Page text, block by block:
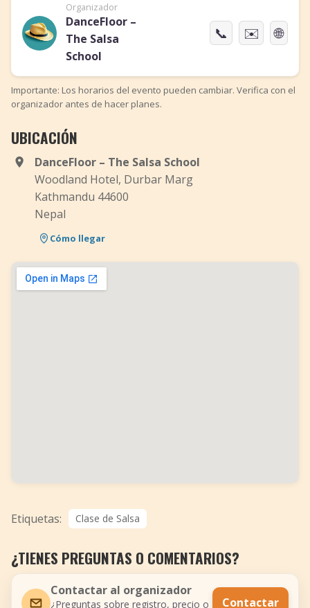
Organizador
DanceFloor –
The Salsa
School
📞 ✉️ 🌐
Importante: Los horarios del evento pueden cambiar. Verifica con el
organizador antes de hacer planes.
UBICACIÓN
DanceFloor – The Salsa School
Woodland Hotel, Durbar Marg
Kathmandu 44600
Nepal
Cómo llegar
Etiquetas: Clase de Salsa
¿TIENES PREGUNTAS O COMENTARIOS?
Contactar al organizador
¿Preguntas sobre registro, precio o
Contactar